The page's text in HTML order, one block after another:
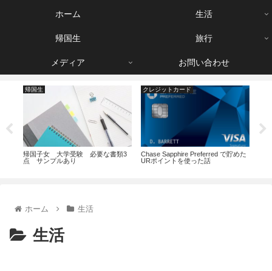
ホーム 生活
帰国生 旅行
メディア お問い合わせ
帰国生
帰国子女 大学受験 必要な書類3
点 サンプルあり
クレジットカード
Chase Sapphire Preferred で貯めた
URポイントを使った話
ホーム 生活
生活